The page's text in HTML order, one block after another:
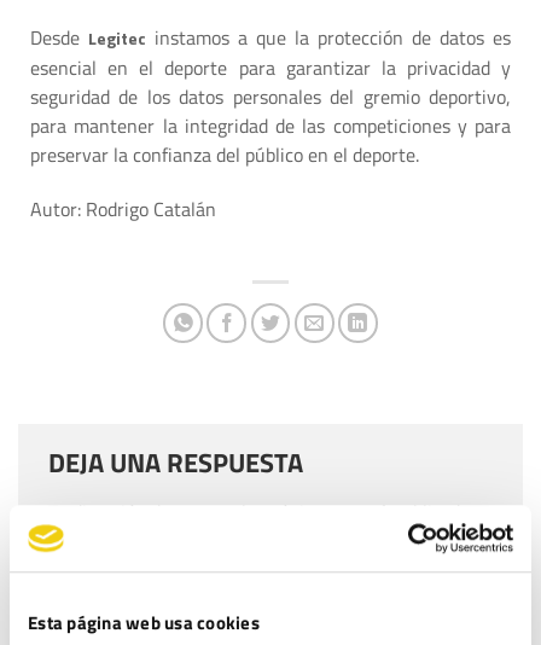
Esta página web usa cookies
Desde Legitec instamos a que la protección de datos es
esencial en el deporte para garantizar la privacidad y
seguridad de los datos personales del gremio deportivo,
para mantener la integridad de las competiciones y para
preservar la confianza del público en el deporte.
Autor: Rodrigo Catalán
DEJA UNA RESPUESTA
Tu dirección de correo electrónico no será publicada.
Los campos obligatorios están marcados con*
Comentario*